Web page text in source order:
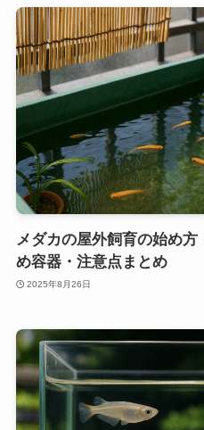
メダカの屋外飼育の始め
め容器・注意点まとめ
2025年8月26日